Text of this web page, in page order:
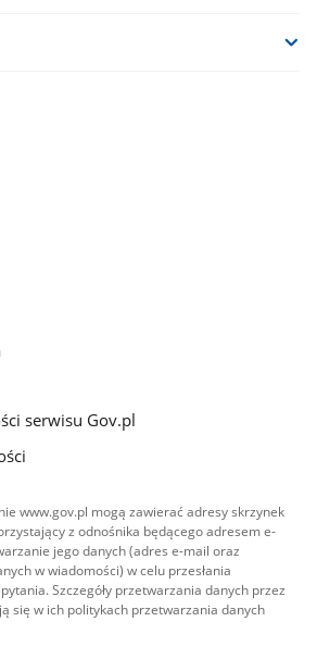
serwisu Gov.pl
www.gov.pl mogą zawierać adresy skrzynek
z odnośnika będącego adresem e-
jego danych (adres e-mail oraz
w wiadomości) w celu przesłania
Szczegóły przetwarzania danych przez
się w ich politykach przetwarzania danych